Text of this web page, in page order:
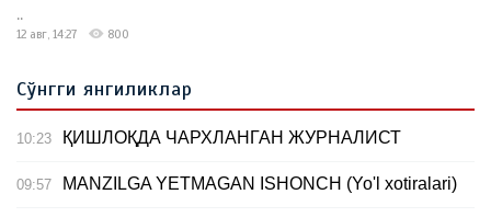
..
12 авг, 14:27 800
Сўнгги янгиликлар
10:23 ҚИШЛОҚДА ЧАРХЛАНГАН ЖУРНАЛИСТ
09:57 MANZILGA YETMAGAN ISHONCH (Yo'l xotiralari)